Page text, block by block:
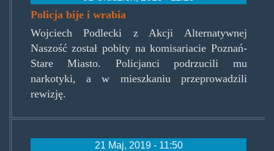
Policja bije i wrabia
Wojciech Podlecki z Akcji Alternatywnej
Naszość został pobity na komisariacie Poznań-
Stare Miasto. Policjanci podrzucili mu
narkotyki, a w mieszkaniu przeprowadzili
rewizję.
21 Maj, 2019 - 11:50